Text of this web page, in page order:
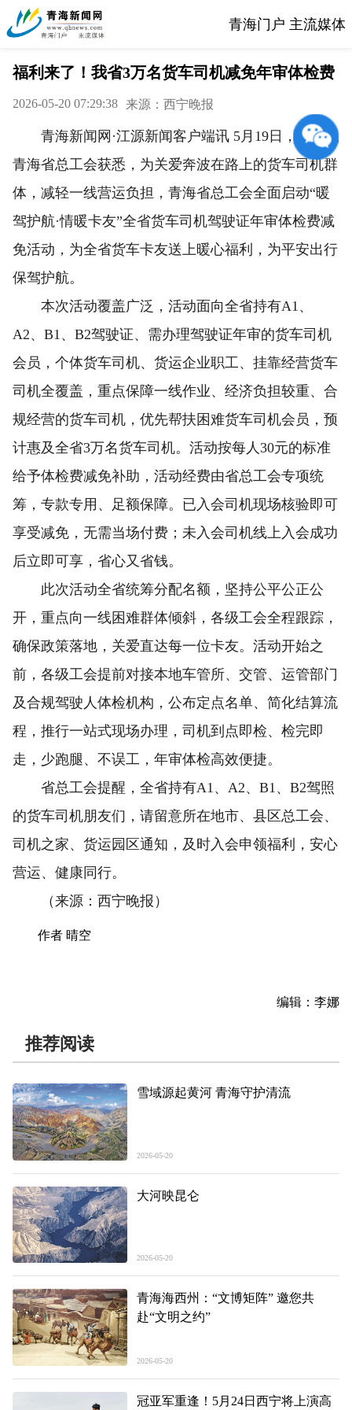
青海门户 主流媒体
福利来了！我省3万名货车司机减免年审体检费
2026-05-20 07:29:38 来源：西宁晚报
青海新闻网·江源新闻客户端讯 5月19日，记者从
青海省总工会获悉，为关爱奔波在路上的货车司机群
体，减轻一线营运负担，青海省总工会全面启动“暖
驾护航·情暖卡友”全省货车司机驾驶证年审体检费减
免活动，为全省货车卡友送上暖心福利，为平安出行
保驾护航。
本次活动覆盖广泛，活动面向全省持有A1、
A2、B1、B2驾驶证、需办理驾驶证年审的货车司机
会员，个体货车司机、货运企业职工、挂靠经营货车
司机全覆盖，重点保障一线作业、经济负担较重、合
规经营的货车司机，优先帮扶困难货车司机会员，预
计惠及全省3万名货车司机。活动按每人30元的标准
给予体检费减免补助，活动经费由省总工会专项统
筹，专款专用、足额保障。已入会司机现场核验即可
享受减免，无需当场付费；未入会司机线上入会成功
后立即可享，省心又省钱。
此次活动全省统筹分配名额，坚持公平公正公
开，重点向一线困难群体倾斜，各级工会全程跟踪，
确保政策落地，关爱直达每一位卡友。活动开始之
前，各级工会提前对接本地车管所、交管、运管部门
及合规驾驶人体检机构，公布定点名单、简化结算流
程，推行一站式现场办理，司机到点即检、检完即
走，少跑腿、不误工，年审体检高效便捷。
省总工会提醒，全省持有A1、A2、B1、B2驾照
的货车司机朋友们，请留意所在地市、县区总工会、
司机之家、货运园区通知，及时入会申领福利，安心
营运、健康同行。
（来源：西宁晚报）
作者 晴空
编辑：李娜
推荐阅读
雪域源起黄河 青海守护清流
2026-05-20
大河映昆仑
2026-05-20
青海海西州：“文博矩阵” 邀您共
赴“文明之约”
2026-05-20
冠亚军重逢！5月24日西宁将上演高